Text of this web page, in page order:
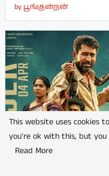
by பூங்குன்றன்
This website uses cookies
you're ok with this, but
Read More